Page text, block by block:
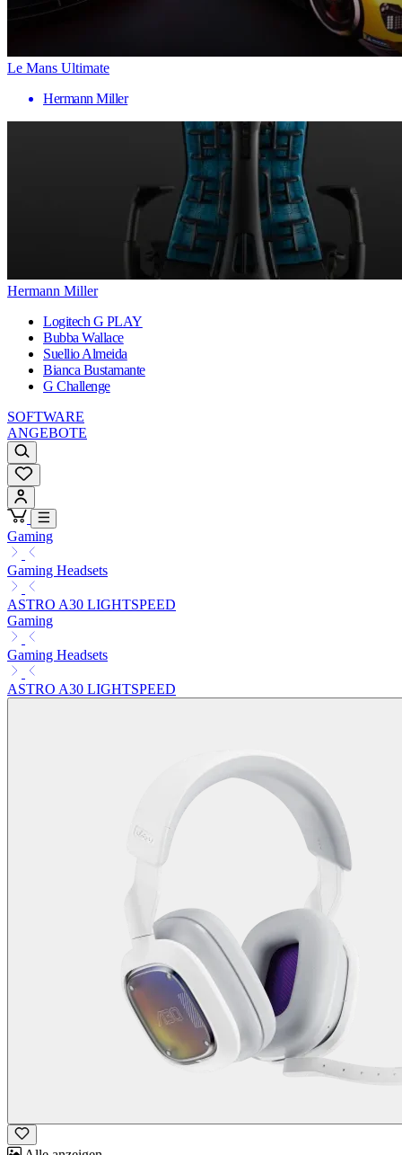
Le Mans Ultimate
Hermann Miller
Hermann Miller
Logitech G PLAY
Bubba Wallace
Suellio Almeida
Bianca Bustamante
G Challenge
SOFTWARE
ANGEBOTE
Gaming
Gaming Headsets
ASTRO A30 LIGHTSPEED
Gaming
Gaming Headsets
ASTRO A30 LIGHTSPEED